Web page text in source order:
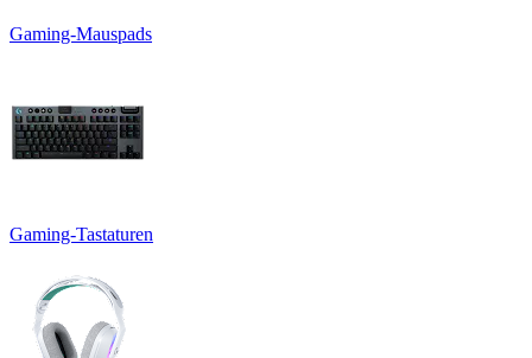
Gaming-Mauspads
Gaming-Tastaturen